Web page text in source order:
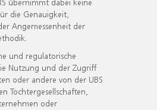
die Genauigkeit,
Angemessenheit der
und regulatorische
Nutzung und der Zugriff
oder andere von der UBS
Tochtergesellschaften,
oder